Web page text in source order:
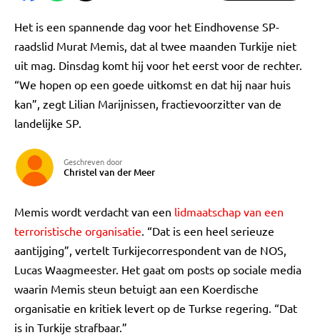
Het is een spannende dag voor het Eindhovense SP-
raadslid Murat Memis, dat al twee maanden Turkije niet
uit mag. Dinsdag komt hij voor het eerst voor de rechter.
“We hopen op een goede uitkomst en dat hij naar huis
kan”, zegt Lilian Marijnissen, fractievoorzitter van de
landelijke SP.
Geschreven door
Christel van der Meer
Memis wordt verdacht van een lidmaatschap van een
terroristische organisatie. “Dat is een heel serieuze
aantijging”, vertelt Turkijecorrespondent van de NOS,
Lucas Waagmeester. Het gaat om posts op sociale media
waarin Memis steun betuigt aan een Koerdische
organisatie en kritiek levert op de Turkse regering. “Dat
is in Turkije strafbaar.”